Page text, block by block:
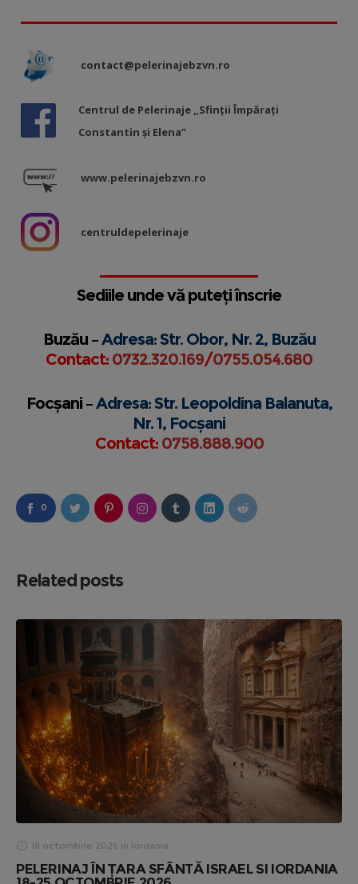
contact@pelerinajebzvn.ro
Centrul de Pelerinaje „Sfinții Împărați
Constantin și Elena”
www.pelerinajebzvn.ro
centruldepelerinaje
Sediile unde vă puteți înscrie
Buzău –Adresa: Str. Obor, Nr. 2, Buzău
Contact: 0732.320.169/0755.054.680
Focșani –Adresa: Str. Leopoldina Balanuta,
Nr. 1, Focșani
Contact: 0758.888.900
0
Related posts
18 octombrie 2026 in Iordania
PELERINAJ ÎN ȚARA SFÂNTĂ ISRAEL SI IORDANIA